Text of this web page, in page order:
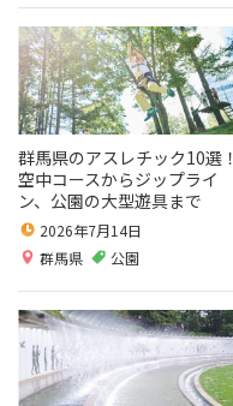
群馬県のアスレチック10選！
空中コースからジップライ
ン、公園の大型遊具まで
2026年7月14日
群馬県
公園